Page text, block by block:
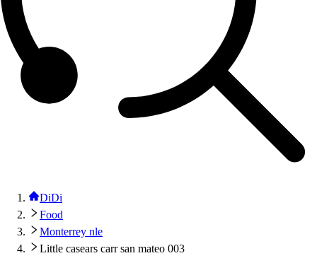
DiDi
Food
Monterrey nle
Little casears carr san mateo 003